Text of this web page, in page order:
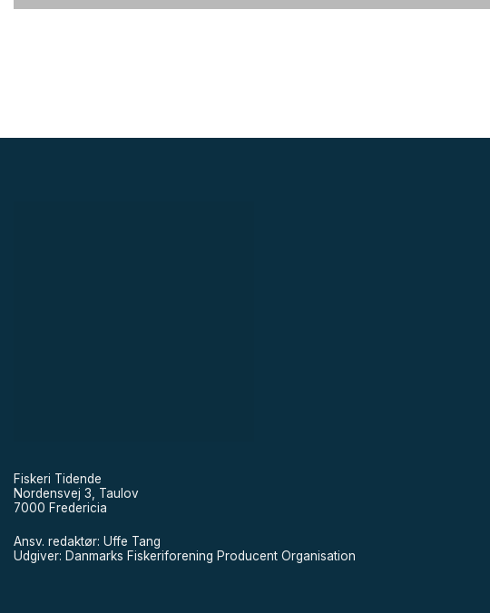
Fiskeri Tidende
Nordensvej 3, Taulov
7000 Fredericia
Ansv. redaktør: Uffe Tang
Udgiver: Danmarks Fiskeriforening Producent Organisation